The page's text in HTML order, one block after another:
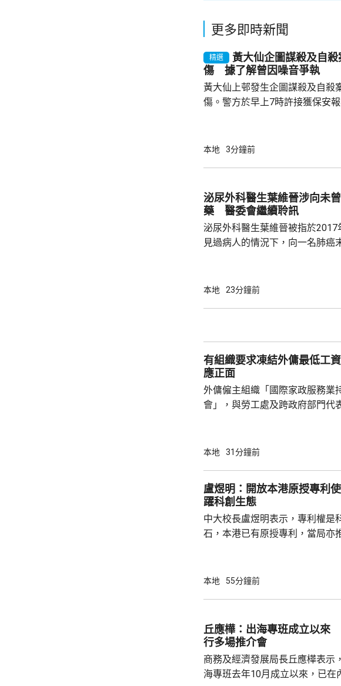
更多即時新聞
精選
黃大仙企圖謀殺及自
傷 據了解曾因噪音爭執
黃大仙上邨發生企圖謀殺及自殺
傷。警方於早上7時許接獲保安
到場將傷者送到伊利沙伯醫院搶
驗後證實男子當場不治。 據了解，死者和傷者
是上下層鄰居，懷疑曾經因為嘈
其中46歲死者有精神病紀錄，警方
本地 3分鐘前
泌尿外科醫生葉維晉涉向未
藥 醫委會繼續聆訊
泌尿外科醫生葉維晉被指於2017
見過病人的情況下，向一名肺癌
今日繼續傳召證人。 葉維晉作供時指，通常病
問診。葉維晉當時強調診所不是
會見病人，只是在妹妹拒絕後，
本地 23分鐘前
有組織要求凍結外傭最低工
應正面
外傭僱主組織「國際家政服務業
會」，與勞工處及跨政府部門代
並保持與持份者溝通。 國際家政服務業持續發
結最低工資及膳食津貼。組織指
時最低工資為5100元，不過連同
電煤及膳食等費用，僱主每月實...
本地 31分鐘前
盧煜明：開放本港原授專利
躍科創生態
中大校長盧煜明表示，專利權是
石，本港已有原授專利，當局亦
使用，相信會有更多人來港申請
產出獨角獸企業，必須依賴其他
灣區，及解決專利權方面弱點。
中大亦將把握北都帶來的機遇，
本地 55分鐘前
丘應樺：出海專班成立以來
行多場推介會
商務及經濟發展局長丘應樺表示
海專班去年10月成立以來，已在